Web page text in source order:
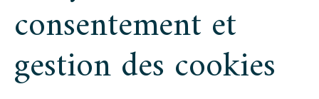
consentement et
gestion des cookies